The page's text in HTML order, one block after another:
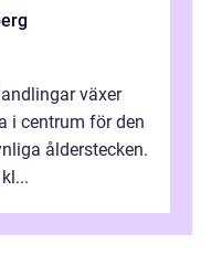
växer
i centrum för den
ålderstecken.